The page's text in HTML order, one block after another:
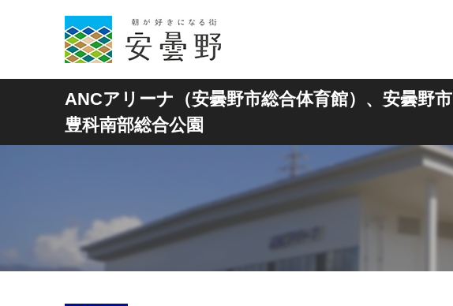
ANCアリーナ（安曇野市総合体育館）、安曇野市
豊科南部総合公園